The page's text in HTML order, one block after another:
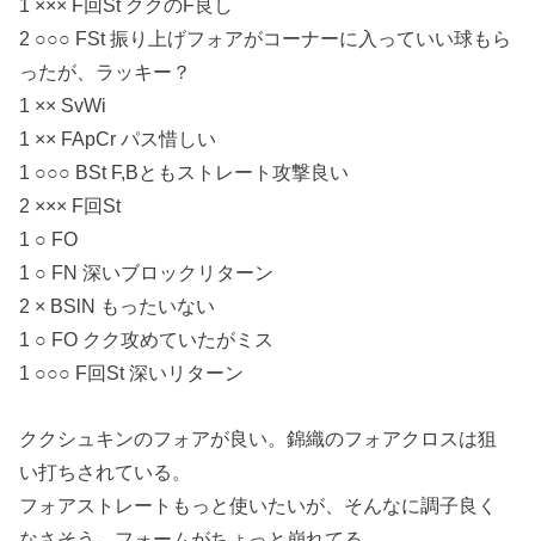
1 ××× F回St ククのF良し
2 ○○○ FSt 振り上げフォアがコーナーに入っていい球もら
ったが、ラッキー？
1 ×× SvWi
1 ×× FApCr パス惜しい
1 ○○○ BSt F,Bともストレート攻撃良い
2 ××× F回St
1 ○ FO
1 ○ FN 深いブロックリターン
2 × BSlN もったいない
1 ○ FO クク攻めていたがミス
1 ○○○ F回St 深いリターン
ククシュキンのフォアが良い。錦織のフォアクロスは狙
い打ちされている。
フォアストレートもっと使いたいが、そんなに調子良く